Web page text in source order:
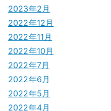
2023年2月
2022年12月
2022年11月
2022年10月
2022年7月
2022年6月
2022年5月
2022年4月